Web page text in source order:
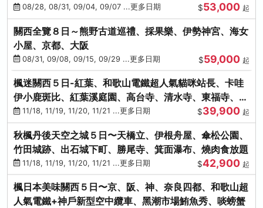
08/28, 08/31, 09/04, 09/07 ...更多日期 $53,000 起
關西全覽８日～熊野古道巡禮、採果樂、伊勢神宮、海女
小屋、京都、大阪
08/31, 09/08, 09/15, 09/29 ...更多日期 $59,000 起
楓迷關西５日-紅葉、和歌山電鐵超人氣貓咪站長、卡哇
伊小鹿斑比、紅葉溪庭園、高台寺、清水寺、東福寺、伊
勢龍蝦+和牛
11/18, 11/19, 11/20, 11/21 ...更多日期 $39,900 起
秋楓丹後天空之城５日〜天橋立、伊根舟屋、傘松公園、
竹田城跡、出石城下町、勝尾寺、箕面瀑布、燒肉食放題
11/18, 11/19, 11/20, 11/21 ...更多日期 $42,900 起
楓日本美味關西５日〜京、阪、神、奈良四都、和歌山超
人氣電鐵+神戶新型空中纜車、黑潮市場鮪魚秀、啖螃蟹